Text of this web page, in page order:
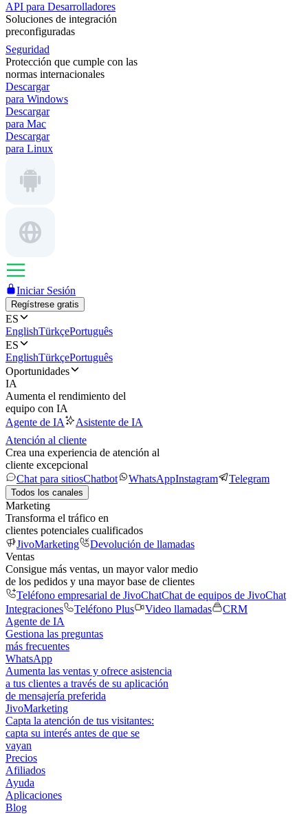
API para Desarrolladores
Soluciones de integración
preconfiguradas
Seguridad
Protección que cumple con las
normas internacionales
Descargar
para Windows
Descargar
para Mac
Descargar
para Linux
Iniciar Sesión
Regístrese gratis
ES
EnglishTürkçePortuguês
ES
EnglishTürkçePortuguês
Oportunidades
IA
Aumenta el rendimiento del
equipo con IA
Agente de IA
Asistente de IA
Atención al cliente
Crea una experiencia de atención al
cliente excepcional
Chat para sitiosChatbot WhatsAppInstagram Telegram
Todos los canales
Marketing
Transforma el tráfico en
clientes potenciales cualificados
JivoMarketing
Devolución de llamadas
Ventas
Consigue más ventas, un mayor valor medio
de los pedidos y una mayor base de clientes
Teléfono empresarial de JivoChatChat de equipos de JivoChat
Integraciones
Teléfono Plus Video llamadas
CRM
Agente de IA
Gestiona las preguntas
más frecuentes
WhatsApp
Aumenta las ventas y ofrece asistencia
a tus clientes a través de su aplicación
de mensajería preferida
JivoMarketing
Capta la atención de tus visitantes:
capta su interés antes de que se
vayan
Precios
Afiliados
Ayuda
Aplicaciones
Blog